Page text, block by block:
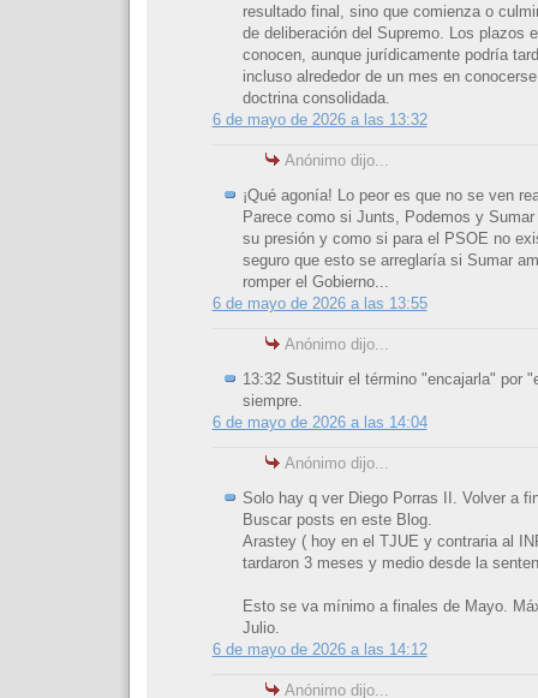
resultado final, sino que comienza o
de deliberación del Supremo. Los plazos
conocen, aunque jurídicamente podría
incluso alrededor de un mes en
doctrina consolidada.
6 de mayo de 2026 a las 13:32
Anónimo dijo...
¡Qué agonía! Lo peor es que no se ven
Parece como si Junts, Podemos y Sumar
su presión y como si para el PSOE no
seguro que esto se arreglaría si Sumar
romper el Gobierno...
6 de mayo de 2026 a las 13:55
Anónimo dijo...
13:32 Sustituir el término "encajarla" por
siempre.
6 de mayo de 2026 a las 14:04
Anónimo dijo...
Solo hay q ver Diego Porras II. Volver a
Buscar posts en este Blog.
Arastey ( hoy en el TJUE y contraria al
tardaron 3 meses y medio desde la
Esto se va mínimo a finales de Mayo.
Julio.
6 de mayo de 2026 a las 14:12
Anónimo dijo...